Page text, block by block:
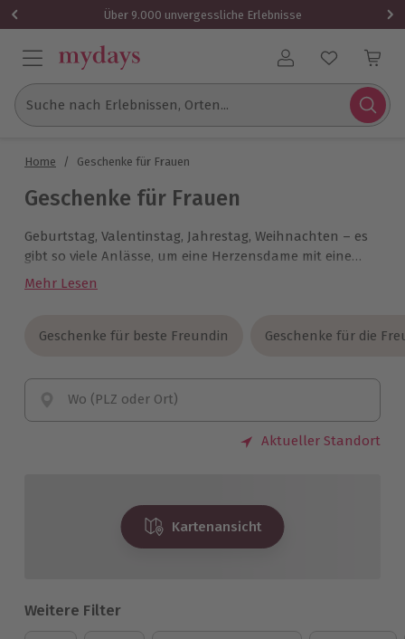
Über 9.000 unvergessliche Erlebnisse
Benutzerkonto
Suche nach Erlebnissen, Orten...
Home / Geschenke für Frauen
Geschenke für Frauen
Geburtstag, Valentinstag, Jahrestag, Weihnachten – es
gibt so viele Anlässe, um eine Herzensdame mit einem
besonderen Geschenk zu überraschen. Egal, ob sie es
aufregenden Outdoor-Aktivität findest Du bei mydays
Mehr Lesen
Geschenke für beste Freundin
Geschenke für beste Freundin Geschenke für die
Geschenke für die
Wo (PLZ oder Ort)
Aktueller Standort
Kartenansicht
Weitere Filter